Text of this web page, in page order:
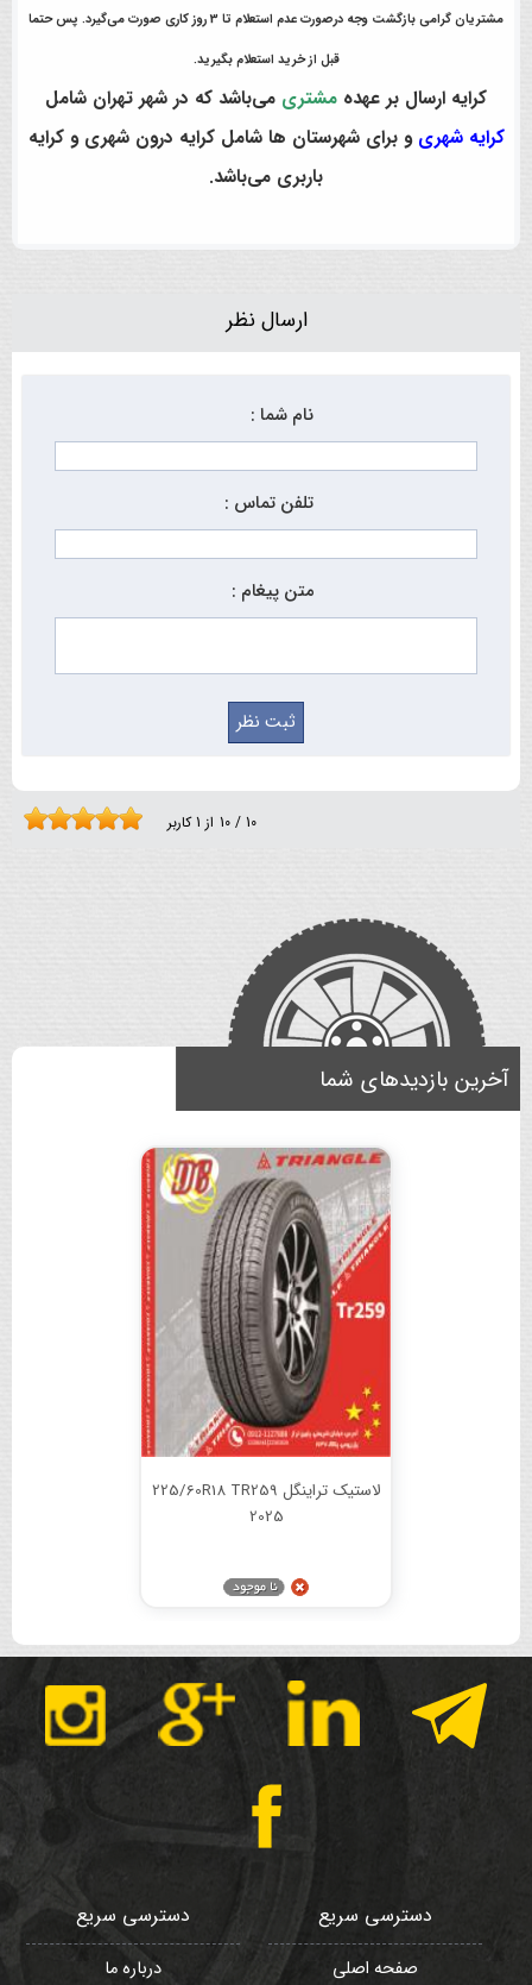
مشتریان گرامی بازگشت وجه درصورت عدم استعلام تا 3 روز کاری صورت می‌گیرد. پس حتما
قبل از خرید استعلام بگیرید.
کرایه ارسال بر عهده مشتری می‌باشد که در شهر تهران شامل
کرایه شهری و برای شهرستان ها شامل کرایه درون شهری و کرایه
باربری می‌باشد.
ارسال نظر
نام شما :
تلفن تماس :
متن پیغام :
10 / 10 از 1کاربر
آخرین بازدیدهای شما
لاستیک تراینگل 225/60R18 TR259
2025
دسترسی سریع
صفحه اصلی
دسترسی سریع
درباره ما